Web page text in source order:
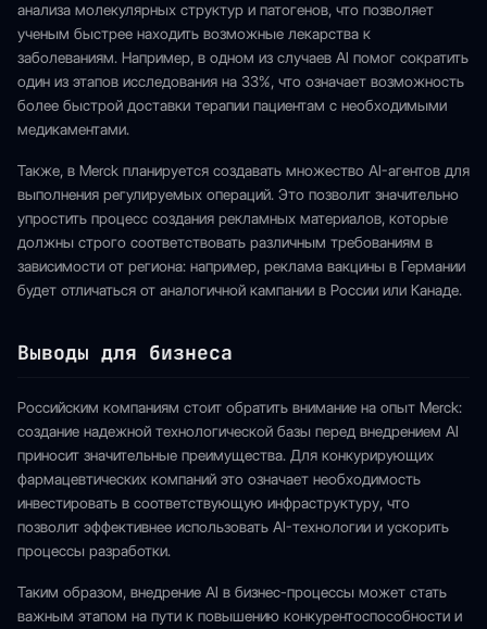
анализа молекулярных структур и патогенов, что позволяет
ученым быстрее находить возможные лекарства к
заболеваниям. Например, в одном из случаев AI помог сократить
один из этапов исследования на 33%, что означает возможность
более быстрой доставки терапии пациентам с необходимыми
медикаментами.
Также, в Merck планируется создавать множество AI-агентов для
выполнения регулируемых операций. Это позволит значительно
упростить процесс создания рекламных материалов, которые
должны строго соответствовать различным требованиям в
зависимости от региона: например, реклама вакцины в Германии
будет отличаться от аналогичной кампании в России или Канаде.
Выводы для бизнеса
Российским компаниям стоит обратить внимание на опыт Merck:
создание надежной технологической базы перед внедрением AI
приносит значительные преимущества. Для конкурирующих
фармацевтических компаний это означает необходимость
инвестировать в соответствующую инфраструктуру, что
позволит эффективнее использовать AI-технологии и ускорить
процессы разработки.
Таким образом, внедрение AI в бизнес-процессы может стать
важным этапом на пути к повышению конкурентоспособности и